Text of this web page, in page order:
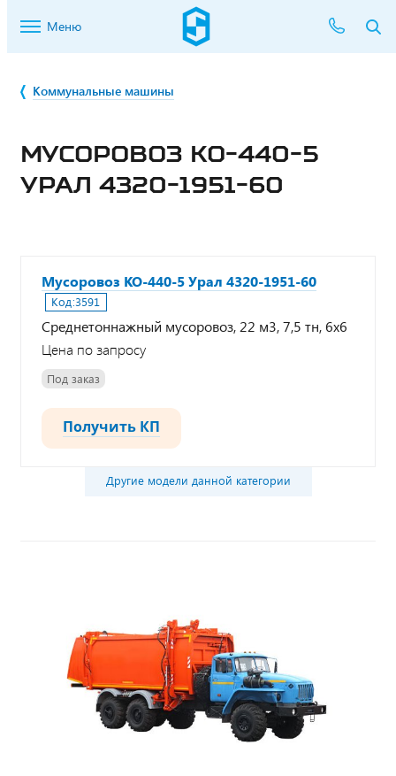
Меню
Коммунальные машины
МУСОРОВОЗ КО-440-5
УРАЛ 4320-1951-60
Мусоровоз КО-440-5 Урал 4320-1951-60
Код:3591
Среднетоннажный мусоровоз, 22 м3, 7,5 тн, 6х6
Цена по запросу
Под заказ
Получить КП
Другие модели данной категории